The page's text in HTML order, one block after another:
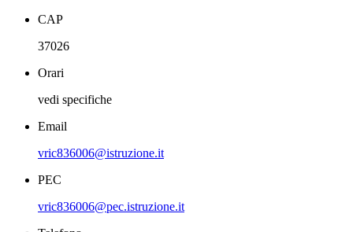
CAP
37026
Orari
vedi specifiche
Email
vric836006@istruzione.it
PEC
vric836006@pec.istruzione.it